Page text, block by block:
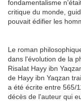
fondamentalisme
critique du monde,
pouvait édifier les
Le roman
dans l'évolution de la
Risalat Hayy ibn
de Hayy ibn Yaqzan
a été écrite entre 565/
décès de l'auteur qui